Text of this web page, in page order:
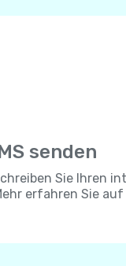
senden
Sie Ihren
erfahren Sie auf